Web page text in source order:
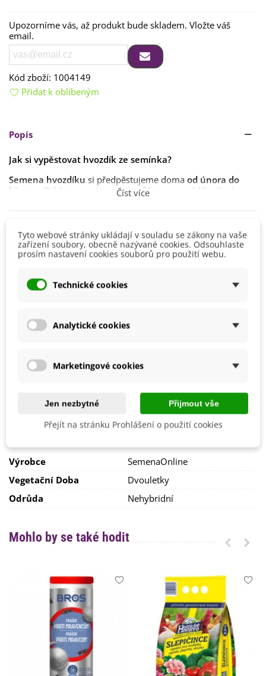
Upozorníme vás, až produkt bude skladem. Vložte váš
email.
Kód zboží: 1004149
Přidat k oblíbeným
Popis
Jak si vypěstovat hvozdík ze semínka?
Semena hvozdíku si předpěstujeme doma od února do
března
. Od června a července můžeme provádět přímé
25 cm . Klíčení obvykle trvá1–2 týdny. Ideální teplota ke
klíčení je kolem15 až 20 °C.
Stanoviště volíme
slunečné s nezamokřenou půdou
Na zimu
Číst více
Výsev
Červen
Stanoviště
Slunečné
Možnosti Pěstování
BIO Kvalita
Ano
Výrobce
SemenaOnline
Vegetační Doba
Dvouletky
Odrůda
Nehybridní
Mohlo by se také hodit
Tyto webové stránky ukládají v souladu se zákony na vaše
zařízení soubory, obecně nazývané cookies. Odsouhlaste
prosím nastavení cookies souborů pro použití webu.
Technické cookies
Analytické cookies
Marketingové cookies
Jen nezbytné Přijmout vše
Přejít na stránku Prohlášení o použití cookies